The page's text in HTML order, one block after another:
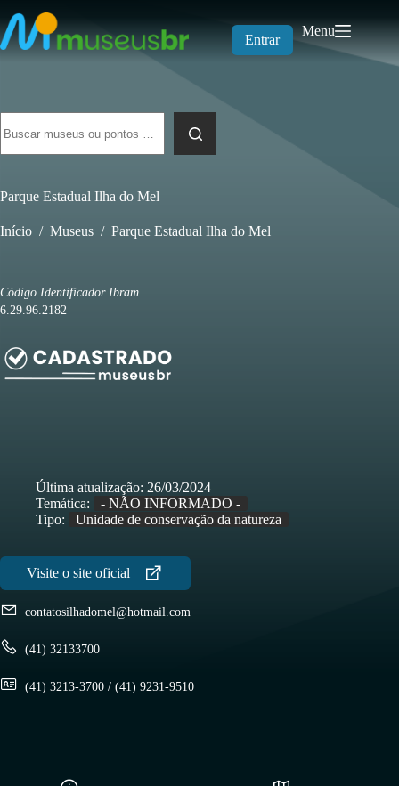
para
o
conteúdo
Entrar
Menu
resultados
Parque Estadual Ilha do Mel
Início / Museus / Parque Estadual Ilha do Mel
Código Identificador Ibram
6.29.96.2182
contatosilhadomel@hotmail.com
(41) 32133700
(41) 3213-3700 / (41) 9231-9510
Última atualização: 26/03/2024
Temática:
- NÃO INFORMADO -
Tipo:
Unidade de conservação da natureza